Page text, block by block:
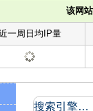
该网
一周日均IP量
搜索引擎收录和反向链接